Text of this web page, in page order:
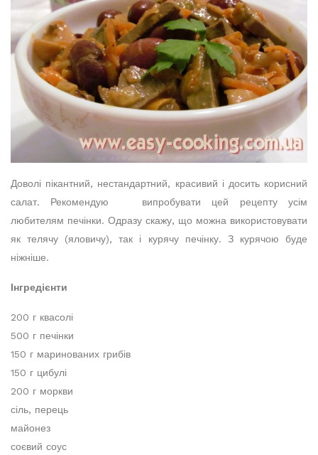
Доволі пікантний, нестандартний, красивий і досить корисний
салат. Рекомендую випробувати цей рецепту усім
любителям печінки. Одразу скажу, що можна використовувати
як телячу (яловичу), так і курячу печінку. З курячою буде
ніжніше.
Інгредієнти
200 г квасолі
500 г печінки
150 г маринованих грибів
150 г цибулі
200 г моркви
сіль, перець
майонез
соєвий соус